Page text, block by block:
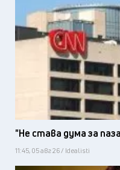
"Не става дума за
11:45, 05 авг 26 / Idealisti